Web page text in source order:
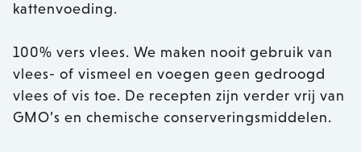
kattenvoeding.
100% vers vlees. We maken nooit gebruik van
vlees- of vismeel en voegen geen gedroogd
vlees of vis toe. De recepten zijn verder vrij van
GMO’s en chemische conserveringsmiddelen.